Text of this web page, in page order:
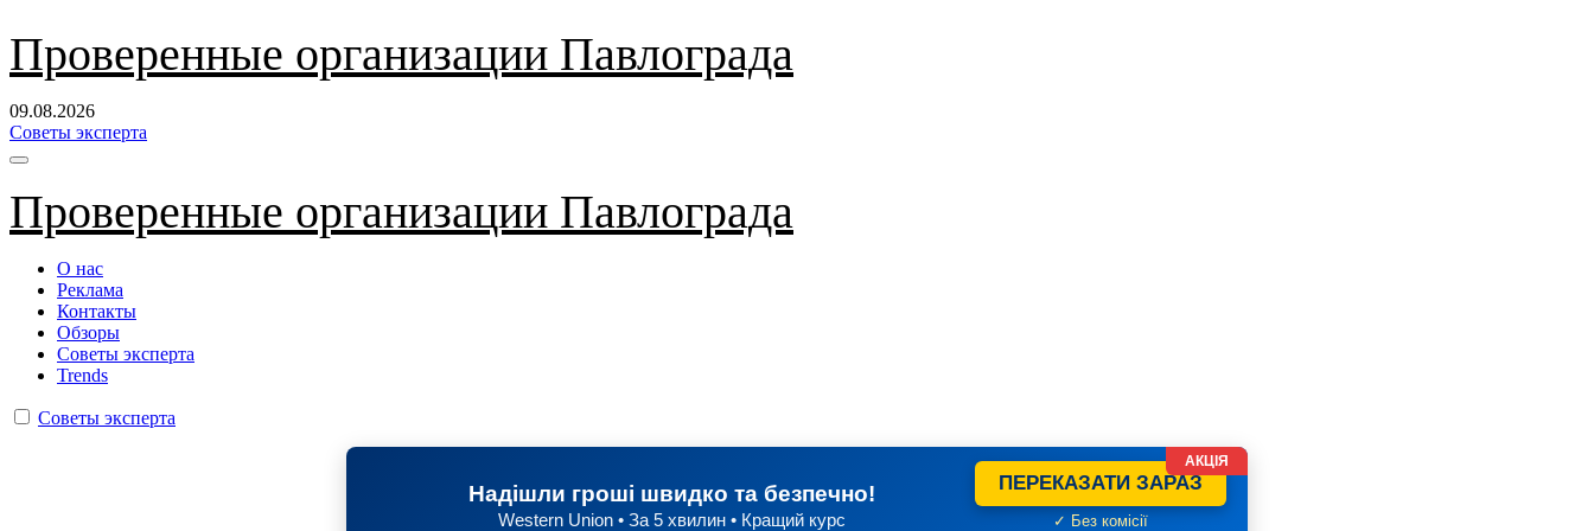
Перейти
содержанию
Проверенные организации Павлограда
09.08.2026
Советы эксперта
Проверенные организации Павлограда
О нас
Реклама
Контакты
Обзоры
Советы эксперта
Trends
Советы эксперта
Надішли гроші швидко та безпечно!
Western Union • За 5 хвилин • Кращий курс
ПЕРЕКАЗАТИ ЗАРАЗ
✓ Без комісії
АКЦІЯ